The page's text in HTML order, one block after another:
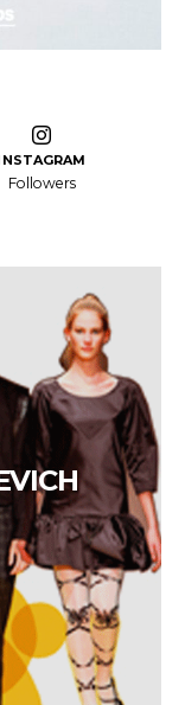
Followers